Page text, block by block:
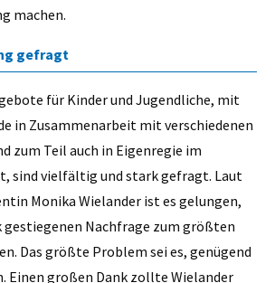
machen.
gefragt
für Kinder und Jugendliche, mit
in Zusammenarbeit mit verschiedenen
zum Teil auch in Eigenregie im
sind vielfältig und stark gefragt. Laut
Monika Wielander ist es gelungen,
Nachfrage zum größten
Das größte Problem sei es, genügend
Einen großen Dank zollte Wielander